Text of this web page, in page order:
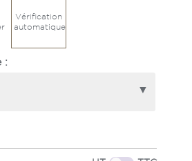
Vérification
automatique
: